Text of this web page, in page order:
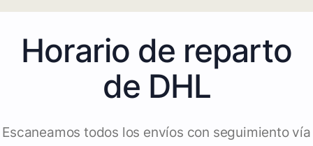
Horario de reparto
de DHL
Escaneamos todos los envíos con seguimiento vía